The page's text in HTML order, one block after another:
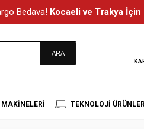
Bedava! Kocaeli ve Trakya İçin
TEKNOLOJI